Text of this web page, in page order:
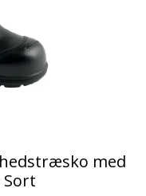
med